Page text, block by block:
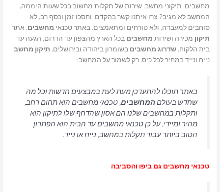
מחשבים, תיקוני מחשב, שירות של תקלות מחשוב בכל שעות היממה,
המחשב לא מגיב? צרו איתנו קשר בהקדם, וחסכו זמן וכסף רב, לא
סוחבים למעבדה, ולא טורחים ומתאמצים. באתר טכנאימחשבים, אתר
תיקוןמכירה ושירותמחשביםבכל הארץ מהצפון עד הדרום, הגעה עד
בית הלקוח,שדרוגמחשביםבשומרון ביהודה ובירושלים,תיקון מחשב
נייח ונייד במחיר לכל כיס, רק לשמור על המחשב:
באתר תוכלו להתעדכן מעת לעת במבצעים חדשות וכל מה
שחדש בעולםהמחשבים, טכנאי מחשבים הוא תחום רחב,
ותקלות במחשבים שלנו הם אסון שהדחף שלו לתיקון הוא
מהיר ומיידי, על כן טכנאי מחשבים עד הבית הוא הפתרון
הטוב ביותר עבור תקלות במחשב, נייח או נייד.
טכנאי מחשבים גם ביפו והסביבה